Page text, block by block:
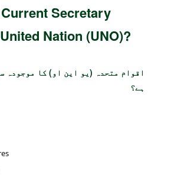
Secretary
Nation (UNO)?
اقوام متحدہ (یو این او) کا موجودہ
ہے؟